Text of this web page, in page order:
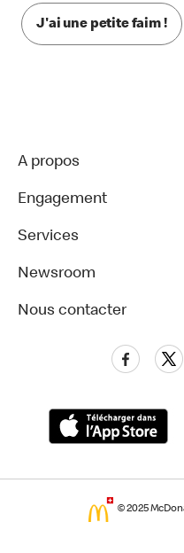
J'ai une petite faim !
A propos
Engagement
Services
Newsroom
Nous contacter
© 2025